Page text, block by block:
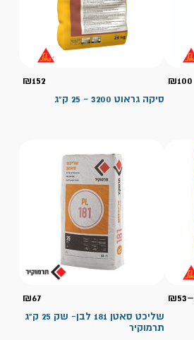
₪100
₪152
סיקה גראוט 3200 - 25 ק"ג
₪53–
⁦₪53⁩
עד
₪67
שליכט סאטן 181 לבן- שק 25 ק"ג
תרמוקיר